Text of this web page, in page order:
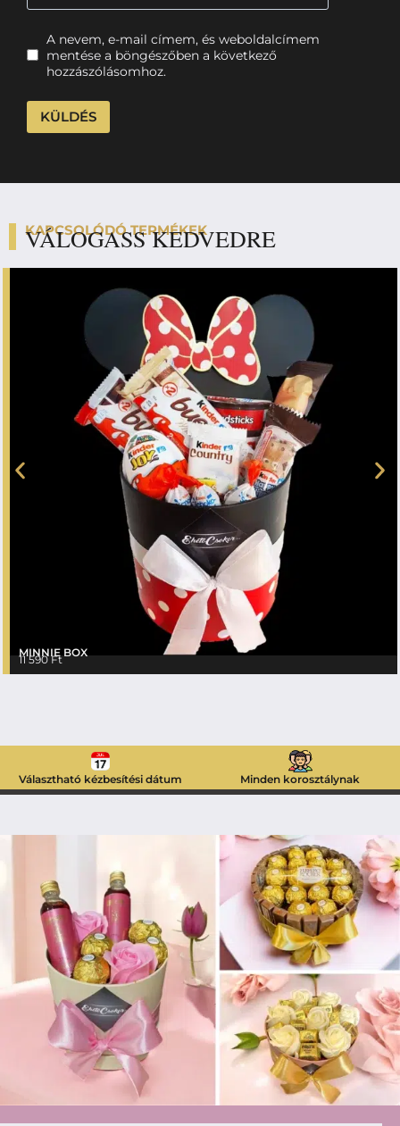
A nevem, e-mail címem, és weboldalcímem
mentése a böngészőben a következő
hozzászólásomhoz.
KAPCSOLÓDÓ TERMÉKEK
VÁLOGASS KEDVEDRE
MINNIE BOX
11 590Ft
Választható kézbesítési dátum Minden korosztálynak